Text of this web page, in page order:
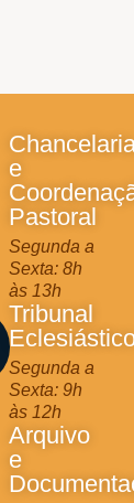
e
Pastoral
Segunda a
Sexta: 8h
às 13h
Tribunal
Segunda a
Sexta: 9h
às 12h
Arquivo
e